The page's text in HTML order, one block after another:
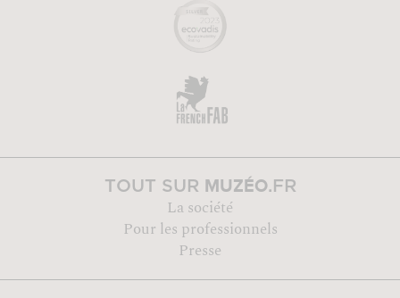
TOUT SUR MUZÉO.FR
La société
Pour les professionnels
Presse